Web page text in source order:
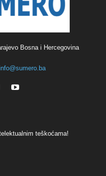
Bosna i Hercegovina
teškoćama!